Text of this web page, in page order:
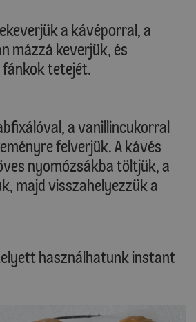
a kávéporral, a
mázzá keverjük, és
fánkok tetejét.
a vanillincukorral
felverjük. A kávés
nyomózsákba töltjük, a
majd visszahelyezzük a
használhatunk instant